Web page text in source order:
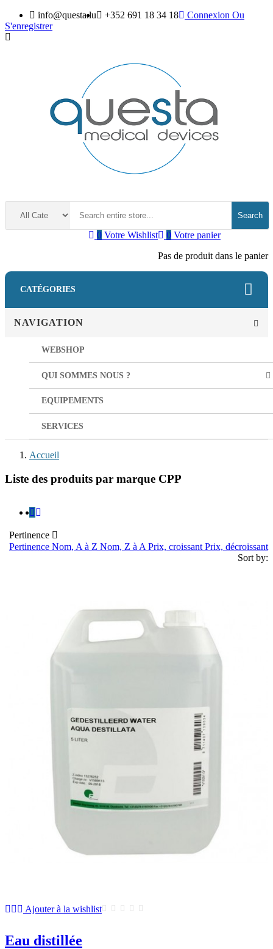
info@questa.lu +352 691 18 34 18 Connexion Ou
S'enregistrer
Search
0 Votre panier
Pas de produit dans le panier
0 Votre Wishlist
CATÉGORIES
NAVIGATION
WEBSHOP
QUI SOMMES NOUS ?
EQUIPEMENTS
SERVICES
Accueil
Liste des produits par marque CPP
Pertinence 
Pertinence Nom, A à Z Nom, Z à A Prix, croissant Prix, décroissant
Sort by:
Ajouter à la wishlist
Eau distillée